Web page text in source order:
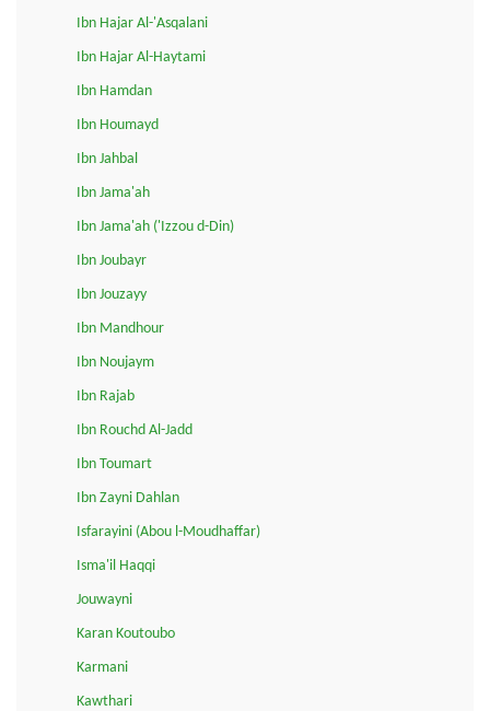
Ibn Hajar Al-'Asqalani
Ibn Hajar Al-Haytami
Ibn Hamdan
Ibn Houmayd
Ibn Jahbal
Ibn Jama'ah
Ibn Jama'ah ('Izzou d-Din)
Ibn Joubayr
Ibn Jouzayy
Ibn Mandhour
Ibn Noujaym
Ibn Rajab
Ibn Rouchd Al-Jadd
Ibn Toumart
Ibn Zayni Dahlan
Isfarayini (Abou l-Moudhaffar)
Isma'il Haqqi
Jouwayni
Karan Koutoubo
Karmani
Kawthari